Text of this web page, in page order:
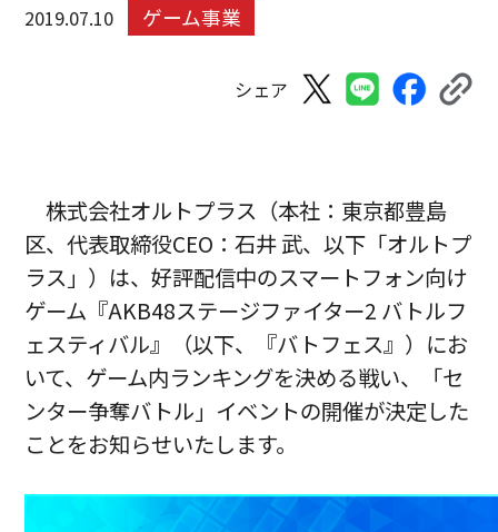
2019.07.10 ゲーム事業
シェア
株式会社オルトプラス（本社：東京都豊島
区、代表取締役CEO：石井 武、以下「オルトプ
ラス」）は、好評配信中のスマートフォン向け
ゲーム『AKB48ステージファイター2 バトルフ
ェスティバル』（以下、『バトフェス』）にお
いて、ゲーム内ランキングを決める戦い、「セ
ンター争奪バトル」イベントの開催が決定した
ことをお知らせいたします。